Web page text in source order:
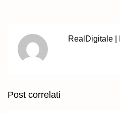
RealDigitale |
Post correlati